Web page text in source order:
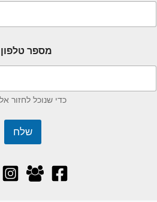
מספר טלפון*
כדי שנוכל לחזור אליכם :)